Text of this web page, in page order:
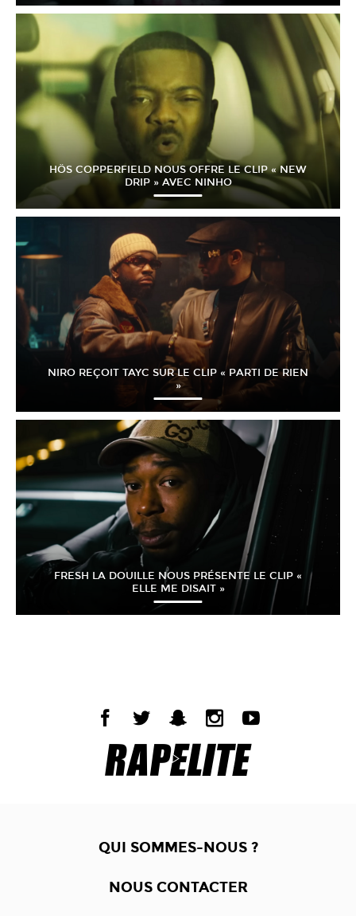
HÖS COPPERFIELD NOUS OFFRE LE CLIP « NEW
DRIP » AVEC NINHO
NIRO REÇOIT TAYC SUR LE CLIP « PARTI DE RIEN
»
FRESH LA DOUILLE NOUS PRÉSENTE LE CLIP «
ELLE ME DISAIT »
QUI SOMMES-NOUS ?
NOUS CONTACTER